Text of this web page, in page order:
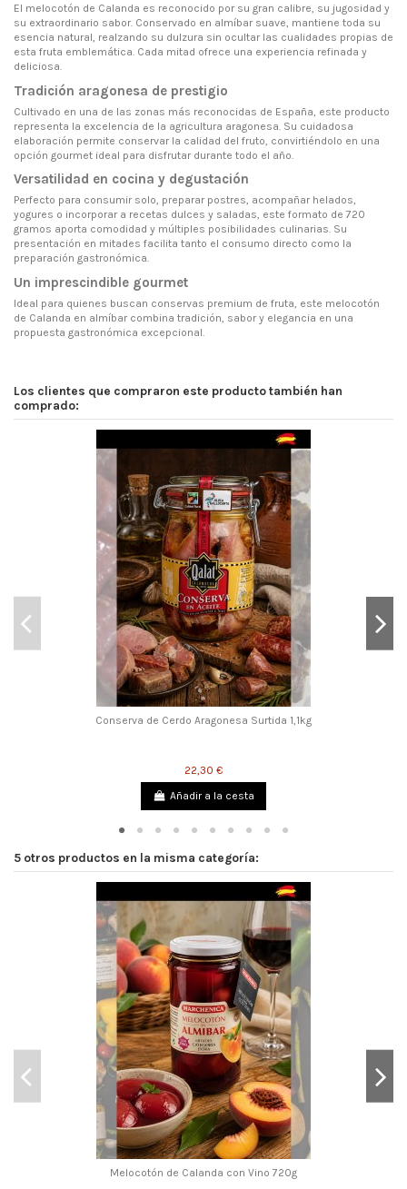
El melocotón de Calanda es reconocido por su gran calibre, su jugosidad y
su extraordinario sabor. Conservado en almíbar suave, mantiene toda su
esencia natural, realzando su dulzura sin ocultar las cualidades propias de
esta fruta emblemática. Cada mitad ofrece una experiencia refinada y
deliciosa.
Tradición aragonesa de prestigio
Cultivado en una de las zonas más reconocidas de España, este producto
representa la excelencia de la agricultura aragonesa. Su cuidadosa
elaboración permite conservar la calidad del fruto, convirtiéndolo en una
opción gourmet ideal para disfrutar durante todo el año.
Versatilidad en cocina y degustación
Perfecto para consumir solo, preparar postres, acompañar helados,
yogures o incorporar a recetas dulces y saladas, este formato de 720
gramos aporta comodidad y múltiples posibilidades culinarias. Su
presentación en mitades facilita tanto el consumo directo como la
preparación gastronómica.
Un imprescindible gourmet
Ideal para quienes buscan conservas premium de fruta, este melocotón
de Calanda en almíbar combina tradición, sabor y elegancia en una
propuesta gastronómica excepcional.
Los clientes que compraron este producto también han
comprado:
Conserva de Cerdo Aragonesa Surtida 1,1kg
22,30 €
Añadir a la cesta
5 otros productos en la misma categoría:
Melocotón de Calanda con Vino 720g